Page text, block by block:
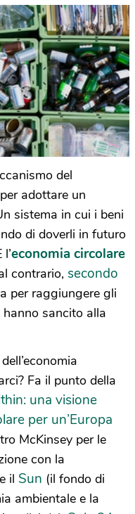
del
adottare un
sistema in cui i beni
di doverli in futuro
economia circolare
contrario, secondo
per raggiungere gli
sancito alla
Fa il punto della
una visione
per un’Europa
McKinsey per le
con la
e il Sun (il fondo di
ambientale e la